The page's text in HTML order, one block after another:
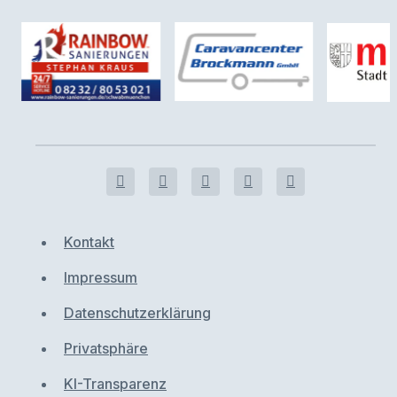
Kontakt
Impressum
Datenschutzerklärung
Privatsphäre
KI-Transparenz